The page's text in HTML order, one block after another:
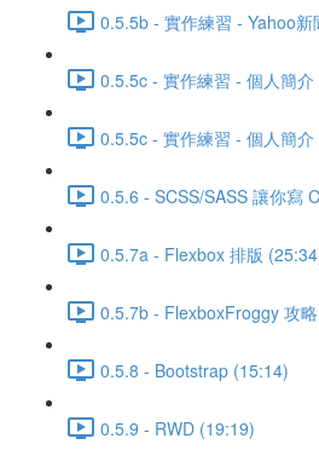
0.5.5b - 實作練習 - Yahoo
0.5.5c - 實作練習 - 個人簡
0.5.5c - 實作練習 - 個人簡
0.5.6 - SCSS/SASS 讓你寫
0.5.7a - Flexbox 排版
0.5.7b - FlexboxFroggy 攻
0.5.8 - Bootstrap (15:14)
0.5.9 - RWD (19:19)